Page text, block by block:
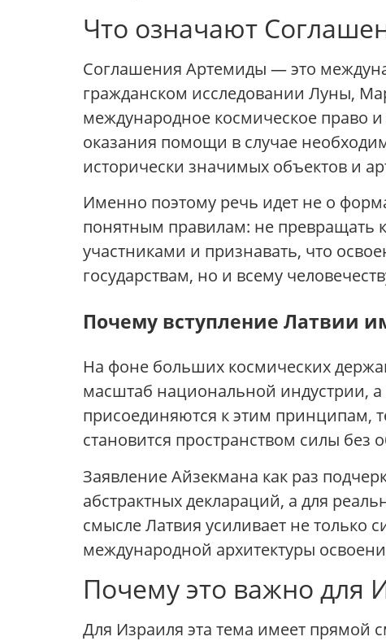
Что означают
Соглашения Артемиды — это
гражданском исследовании Луны,
международное космическое право
оказания помощи в случае
исторически значимых объектов и
Именно поэтому речь идет не о
понятным правилам: не превращать
участниками и признавать, что
государствам, но и всему
Почему вступление Латвии
На фоне больших космических
масштаб национальной индустрии,
присоединяются к этим принципам,
становится пространством силы без
Заявление Айзекмана как раз
абстрактных деклараций, а для
смысле Латвия усиливает не только
международной архитектуры
Почему это важно для
Для Израиля эта тема имеет прямой